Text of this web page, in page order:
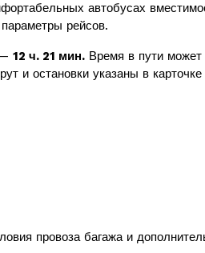
автобусах
рейсов.
12 ч. 21 мин. Время в пути может
и остановки указаны в карточке
провоза багажа и